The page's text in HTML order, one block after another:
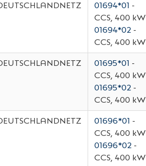
01694*01 -
CCS, 400 kW
01694*02 -
CCS, 400 kW
01695*01 -
CCS, 400 kW
01695*02 -
CCS, 400 kW
01696*01 -
CCS, 400 kW
01696*02 -
CCS, 400 kW